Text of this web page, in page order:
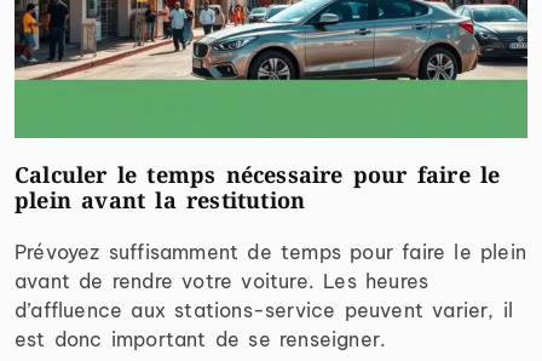
Calculer le temps nécessaire pour faire le
plein avant la restitution
Prévoyez suffisamment de temps pour faire le plein
avant de rendre votre voiture. Les heures
d’affluence aux stations-service peuvent varier, il
est donc important de se renseigner.